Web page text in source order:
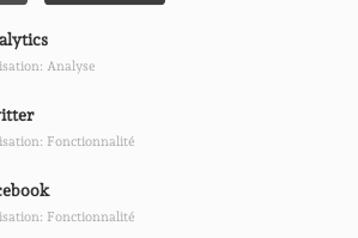
Analyse
Fonctionnalité
Fonctionnalité
concocté du groove, du funk et de la chaleur